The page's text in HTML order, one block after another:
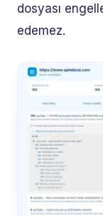
dosyası
edemez.